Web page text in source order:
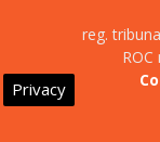
reg.
Privacy